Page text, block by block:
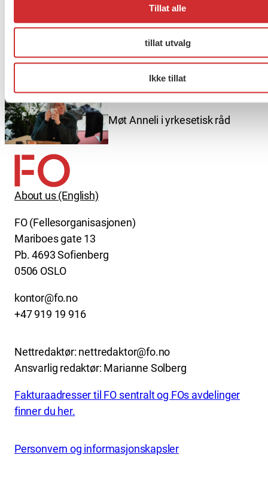
Tillat alle
tillat utvalg
Ikke tillat
Er du berørt av brannen i
Drammen?
Møt Anneli i yrkesetisk råd
About us (English)
FO (Fellesorganisasjonen)
Mariboes gate 13
Pb. 4693 Sofienberg
0506 OSLO
kontor@fo.no
+47 919 19 916
Nettredaktør: nettredaktor@fo.no
Ansvarlig redaktør: Marianne Solberg
Fakturaadresser til FO sentralt og FOs avdelinger
finner du her.
Personvern og informasjonskapsler